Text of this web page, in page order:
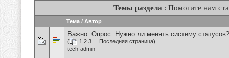
Темы раздела : Помогите нам
Тема / Автор
Важно: Опрос: Нужно ли менять систему статусов?
( 1 2 3 Последняя страница)
tech-admin